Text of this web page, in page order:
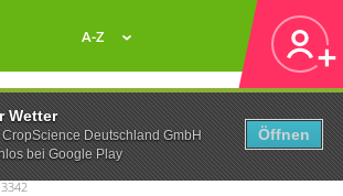
Wetter
CropScience Deutschland GmbH
bei Google Play
Öffnen
A-Z